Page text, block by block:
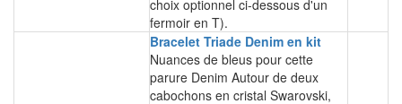
choix optionnel ci-dessous d'un
fermoir en T).
Bracelet Triade Denim en kit
Nuances de bleus pour cette
parure Denim Autour de deux
cabochons en cristal Swarovski,